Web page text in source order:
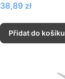
Cena
38,89 zł
Přidat do košíku